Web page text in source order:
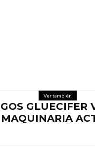
Ver también
GLUECIFER